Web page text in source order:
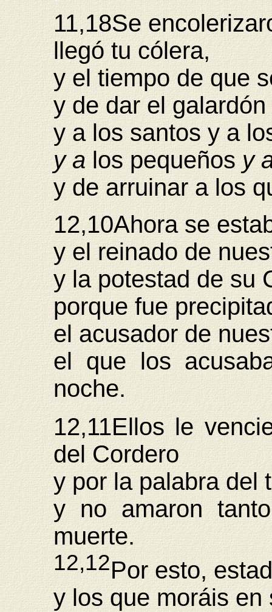
11,18Se
llegó tu cólera,
y el tiempo de que
y de dar el
y a los santos y a
y alos pequeños y
y de arruinar a los
12,10Ahora se
y el reinado de
y la potestad de su
porque fue
el acusador de
el que los
noche.
12,11Ellos le
del Cordero
y por la palabra del
y no amaron
muerte.
12,12Por esto,
y los que moráis en